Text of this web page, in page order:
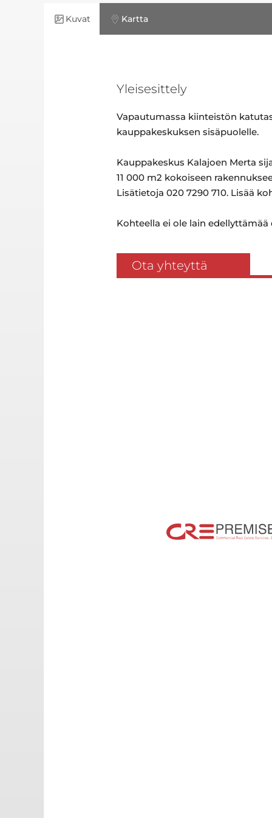
Kuvat Kartta
Yleisesittely
Vapautumassa kiinteistön
kauppakeskuksen sisäpuolelle.
Kauppakeskus Kalajoen Merta
11 000 m2 kokoiseen
Lisätietoja 020 7290 710. Lisää
Kohteella ei ole lain
Ota yhteyttä